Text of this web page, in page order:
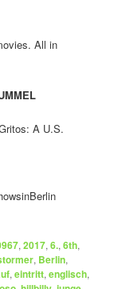
All in
A U.S.
,2017,6.,6th,
, Berlin,
,eintritt,englisch,